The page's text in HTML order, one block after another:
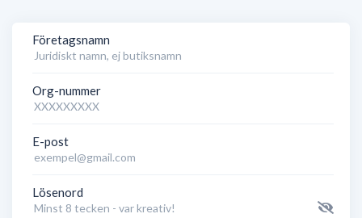
Företagsnamn
Org-nummer
E-post
Lösenord